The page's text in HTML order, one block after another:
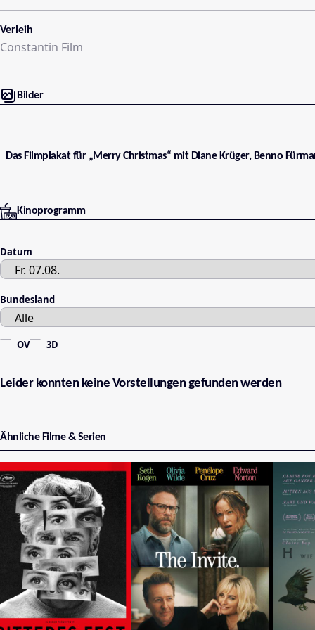
Verleih
Constantin Film
Bilder
Das Filmplakat für „Merry Christmas“ mit Diane Krüger, Benno
Kinoprogramm
Datum
Bundesland
OV 3D
Leider konnten keine Vorstellungen gefunden werden
Ähnliche Filme & Serien